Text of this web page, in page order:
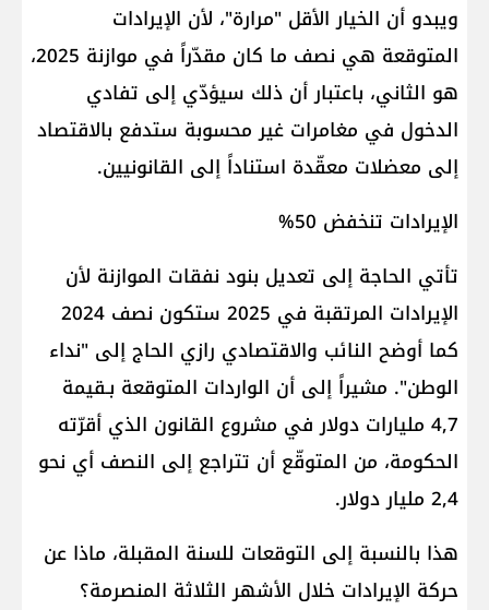
ويبدو أن الخيار الأقل "مرارة"، لأن الإيرادات
المتوقعة هي نصف ما كان مقدّراً في موازنة 2025،
هو الثاني، باعتبار أن ذلك سيؤدّي إلى تفادي
الدخول في مغامرات غير محسوبة ستدفع بالاقتصاد
إلى معضلات معقّدة استناداً إلى القانونيين.
الإيرادات تنخفض 50%
تأتي الحاجة إلى تعديل بنود نفقات الموازنة لأن
الإيرادات المرتقبة في 2025 ستكون نصف 2024
كما أوضح النائب والاقتصادي رازي الحاج إلى "نداء
الوطن". مشيراً إلى أن الواردات المتوقعة بـقيمة
4,7 مليارات دولار في مشروع القانون الذي أقرّته
الحكومة، من المتوقّع أن تتراجع إلى النصف أي نحو
2,4 مليار دولار.
هذا بالنسبة إلى التوقعات للسنة المقبلة، ماذا عن
حركة الإيرادات خلال الأشهر الثلاثة المنصرمة؟